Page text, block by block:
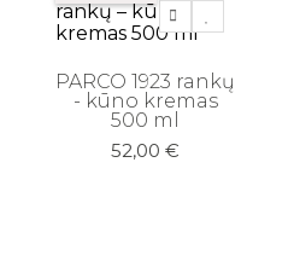
PARCO 1923 rankų
- kūno kremas
500 ml
52,00€